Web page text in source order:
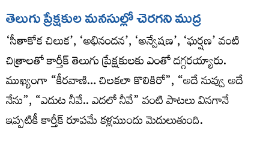
తెలుగు ప్రేక్షకుల మనసుల్లో చెరగని ముద్ర
‘సీతాకోక చిలుక’, ‘అభినందన’, ‘అన్వేషణ’, ‘ఘర్షణ’ వంటి
చిత్రాలతో కార్తీక్ తెలుగు ప్రేక్షకులకు ఎంతో దగ్గరయ్యారు.
ముఖ్యంగా “కీరవాణి… చిలకలా కొలికిరో”, “అదే నువ్వు అదే
నేను”, “ఎదుట నీవే.. ఎదలో నీవే” వంటి పాటలు వినగానే
ఇప్పటికీ కార్తీక్ రూపమే కళ్లముందు మెదులుతుంది.